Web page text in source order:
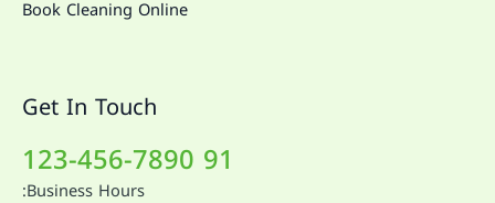
Book Cleaning Online
Get In Touch
91 123-456-7890
Business Hours: